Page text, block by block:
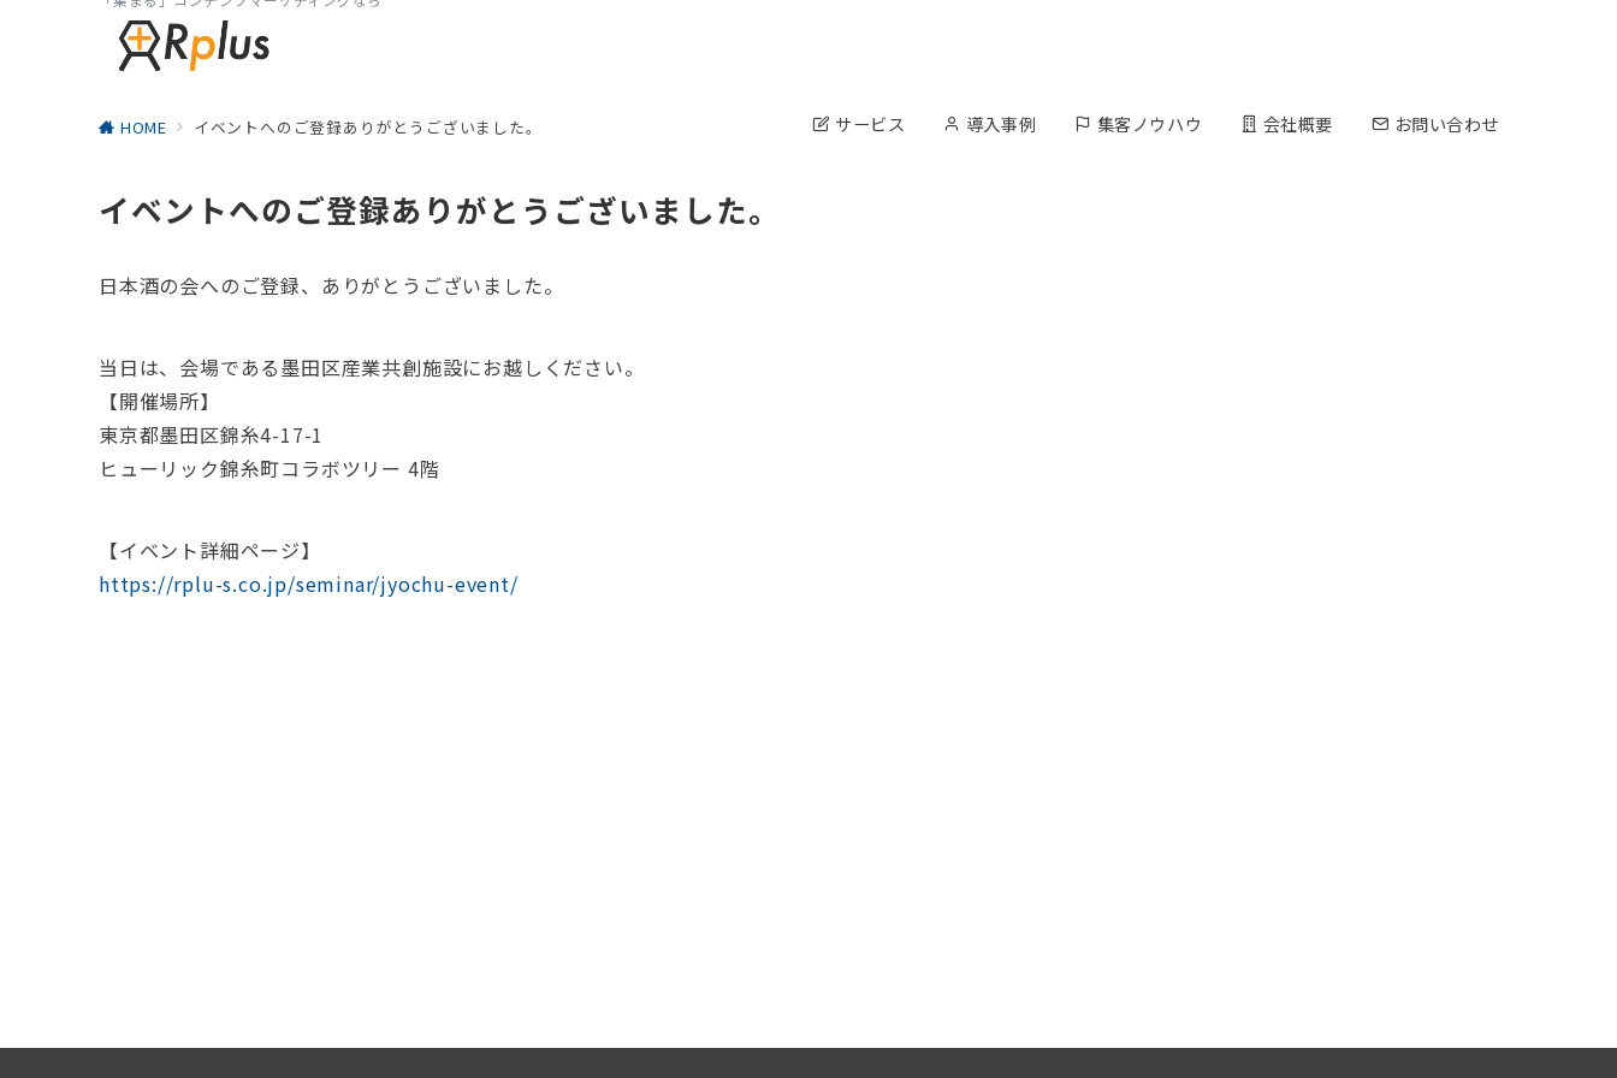
サービス 導入事例 集客ノウハウ 会社概要 お問い合わせ
HOME イベントへのご登録ありがとうございました。
イベントへのご登録ありがとうございました。
日本酒の会へのご登録、ありがとうございました。
当日は、会場である墨田区産業共創施設にお越しください。
【開催場所】
東京都墨田区錦糸4-17-1
ヒューリック錦糸町コラボツリー 4階
【イベント詳細ページ】
https://rplu-s.co.jp/seminar/jyochu-event/